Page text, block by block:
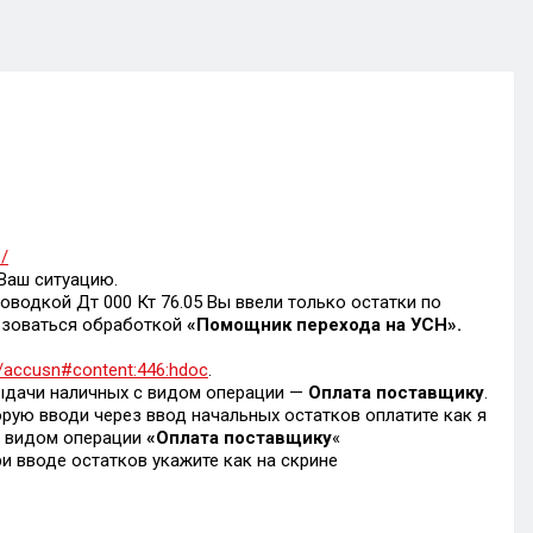
ситуацию.
Дт 000 Кт 76.05 Вы ввели только остатки по
обработкой «Помощник перехода на УСН».
.
наличных с видом операции — Оплата поставщику.
вводи через ввод начальных остатков оплатите как я
видом операции «Оплата поставщику«
вводе остатков укажите как на скрине